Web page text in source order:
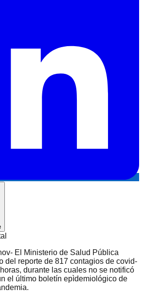
El Ministerio de Salud Pública
del reporte de 817 contagios de covid-
durante las cuales no se notificó
el último boletín epìdemiológico de